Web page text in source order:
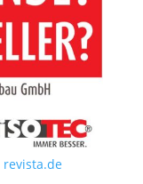
revista.de